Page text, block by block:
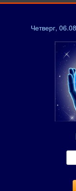
Четверг,